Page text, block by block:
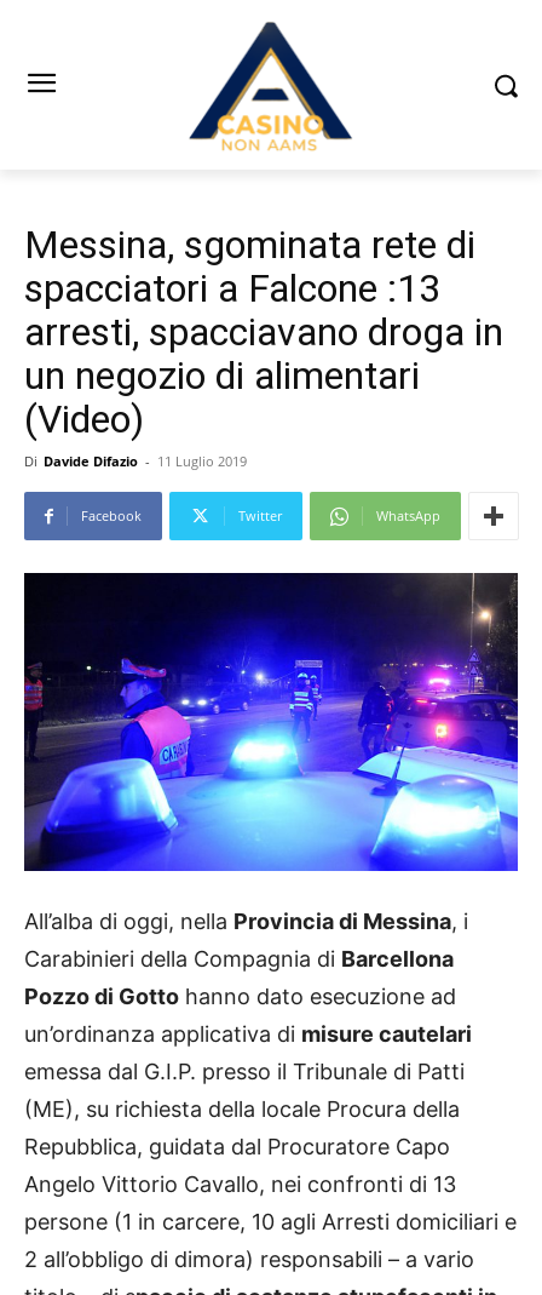
Messina, sgominata rete di
spacciatori a Falcone :13
arresti, spacciavano droga in
un negozio di alimentari
(Video)
Di Davide Difazio - 11 Luglio 2019
Facebook Twitter WhatsApp
All’alba di oggi, nella Provincia di Messina, i
Carabinieri della Compagnia di Barcellona
Pozzo di Gotto hanno dato esecuzione ad
un’ordinanza applicativa di misure cautelari
emessa dal G.I.P. presso il Tribunale di Patti
(ME), su richiesta della locale Procura della
Repubblica, guidata dal Procuratore Capo
Angelo Vittorio Cavallo, nei confronti di 13
persone (1 in carcere, 10 agli Arresti domiciliari e
2 all’obbligo di dimora) responsabili – a vario